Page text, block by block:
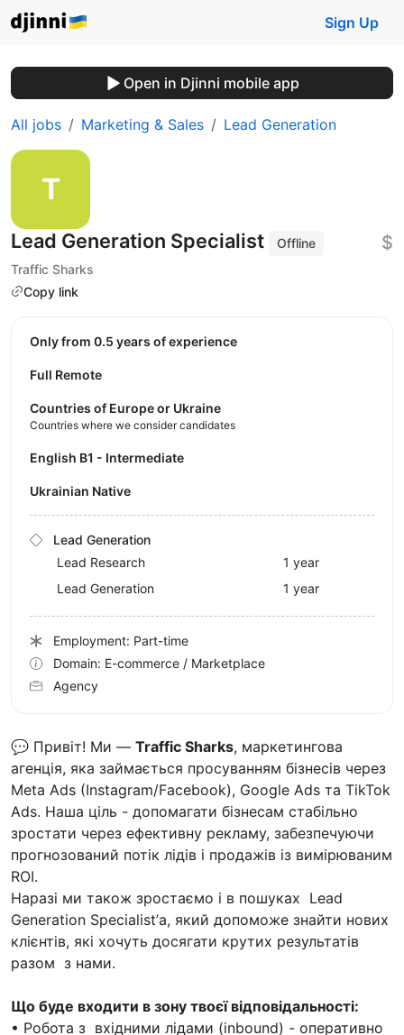
Sign Up
Open in Djinni mobile app
All jobs Marketing & Sales Lead Generation
Lead Generation Specialist
Offline
Traffic Sharks
Copy link
$
💬 Привіт! Ми — Traffic Sharks, маркетингова
агенція, яка займається просуванням бізнесів через
Meta Ads (Instagram/Facebook), Google Ads та TikTok
Ads. Наша ціль - допомагати бізнесам стабільно
зростати через ефективну рекламу, забезпечуючи
прогнозований потік лідів і продажів із вимірюваним
ROI.
Наразі ми також зростаємо і в пошуках Lead
Generation Specialist’а, який допоможе знайти нових
клієнтів, які хочуть досягати крутих результатів
разом з нами.
Що буде входити в зону твоєї відповідальності:
• Робота з вхідними лідами (inbound) - оперативно
Only from 0.5 years of experience
Full Remote
Countries of Europe or Ukraine
Countries where we consider candidates
English B1 - Intermediate
Ukrainian Native
Lead Generation
Lead Research
1 year
Lead Generation
1 year
Employment: Part-time
Domain: E-commerce / Marketplace
Agency